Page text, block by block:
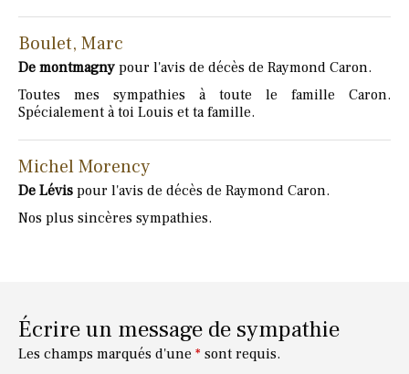
Boulet, Marc
De montmagny pour l'avis de décès de Raymond Caron.
Toutes mes sympathies à toute le famille Caron.
Spécialement à toi Louis et ta famille.
Michel Morency
De Lévis pour l'avis de décès de Raymond Caron.
Nos plus sincères sympathies.
Écrire un message de sympathie
Les champs marqués d'une * sont requis.